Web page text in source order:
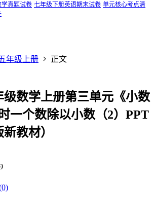
学真题试卷 七年级下册英语期末试卷 单元核心考点清
年级上册
正文
级数学上册第三单元《小数
一个数除以小数（2）PPT
教材）